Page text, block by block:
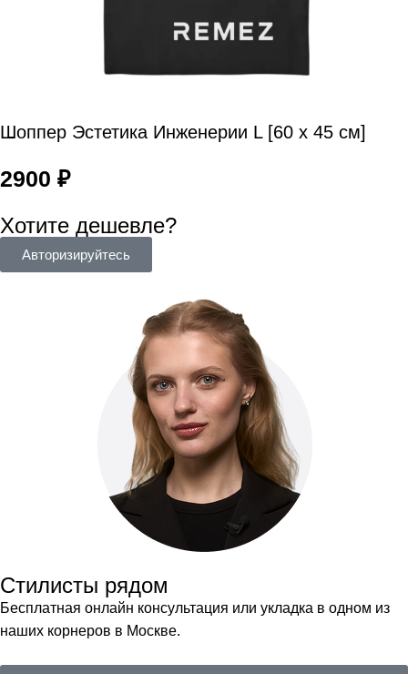
Шоппер Эстетика Инженерии L [60 x 45 см]
2900 ₽
Хотите дешевле?
Авторизируйтесь
Стилисты рядом
Бесплатная онлайн консультация или укладка в одном из
наших корнеров в Москве.